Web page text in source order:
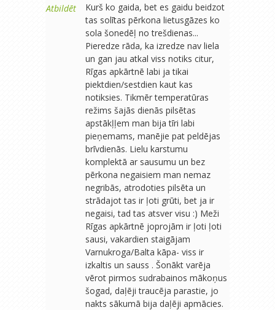
Atbildēt
Kurš ko gaida, bet es gaidu beidzot
tas solītas pērkona lietusgāzes ko
sola šonedēļ no trešdienas...
Pieredze rāda, ka izredze nav liela
un gan jau atkal viss notiks citur,
Rīgas apkārtnē labi ja tikai
piektdien/sestdien kaut kas
notiksies. Tikmēr temperatūras
režims šajās dienās pilsētas
apstākļļem man bija tīri labi
pieņemams, manējie pat peldējas
brīvdienās. Lielu karstumu
komplektā ar sausumu un bez
pērkona negaisiem man nemaz
negribās, atrodoties pilsēta un
strādajot tas ir ļoti grūti, bet ja ir
negaisi, tad tas atsver visu :) Meži
Rīgas apkārtnē joprojām ir ļoti ļoti
sausi, vakardien staigājam
Varnukroga/Balta kāpa- viss ir
izkaltis un sauss . Šonākt varēja
vērot pirmos sudrabainos mākoņus
šogad, daļēji traucēja parastie, jo
nakts sākumā bija daļēji apmācies.